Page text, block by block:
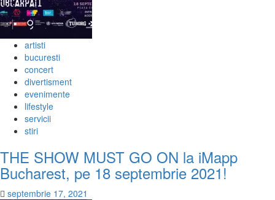
artisti
bucuresti
concert
divertisment
evenimente
lifestyle
servicii
stiri
THE SHOW MUST GO ON la iMapp
Bucharest, pe 18 septembrie 2021!
septembrie 17, 2021